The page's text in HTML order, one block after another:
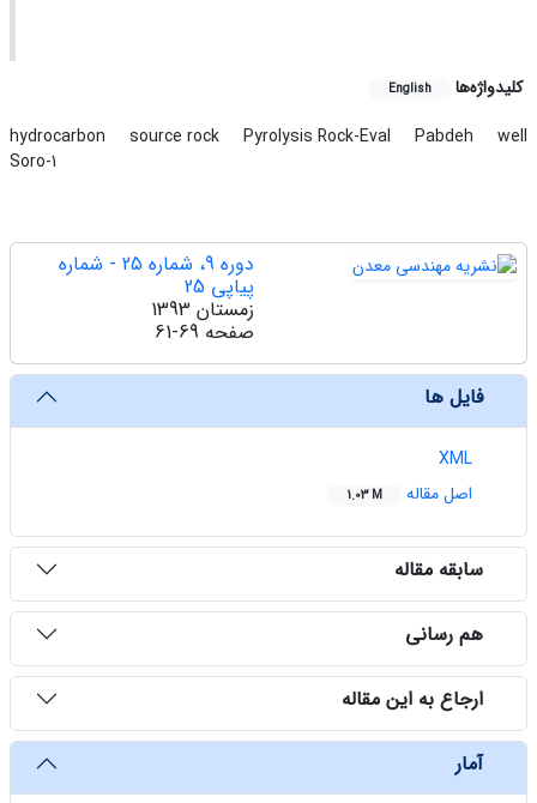
کلیدواژه‌ها English
hydrocarbon source rock Pyrolysis Rock-Eval Pabdeh
well
Soro-1
دوره 9، شماره 25 - شماره
پیاپی 25
زمستان 1393
صفحه 61-69
فایل ها
XML
اصل مقاله
1.03 M
سابقه مقاله
هم رسانی
ارجاع به این مقاله
آمار